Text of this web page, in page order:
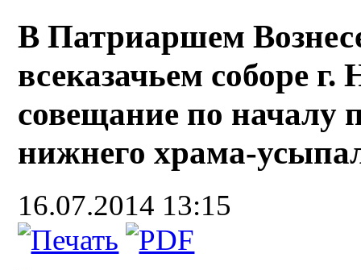
В Патриаршем
всеказачьем соборе
совещание по началу
нижнего храма-
16.07.2014 13:15